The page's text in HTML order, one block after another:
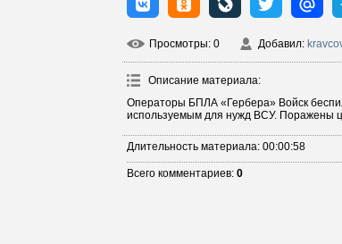
Просмотры: 0 Добавил:
Описание материала:
Операторы БПЛА «Гербера» Войск
используемым для нужд ВСУ. Поражены
Длительность материала: 00:00:58
Всего комментариев: 0